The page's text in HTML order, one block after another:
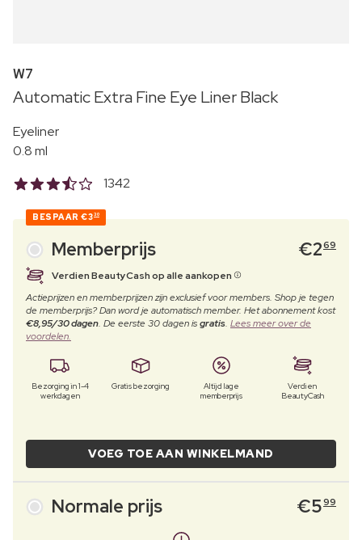
W7
Automatic Extra Fine Eye Liner Black
Eyeliner
0.8 ml
1342
BESPAAR €330
Memberprijs €269
Verdien BeautyCash op alle aankopen
Actieprijzen en memberprijzen zijn exclusief voor members. Shop je tegen
de memberprijs? Dan word je automatisch member. Het abonnement kost
€8,95/30 dagen. De eerste 30 dagen isgratis. Lees meer over de
voordelen.
Bezorging in 1-4
werkdagen
Gratis bezorging
Altijd lage
memberprijs
Verdien
BeautyCash
VOEG TOE AAN WINKELMAND
Normale prijs €599